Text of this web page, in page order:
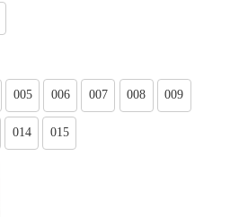
005 006 007 008 009
014 015